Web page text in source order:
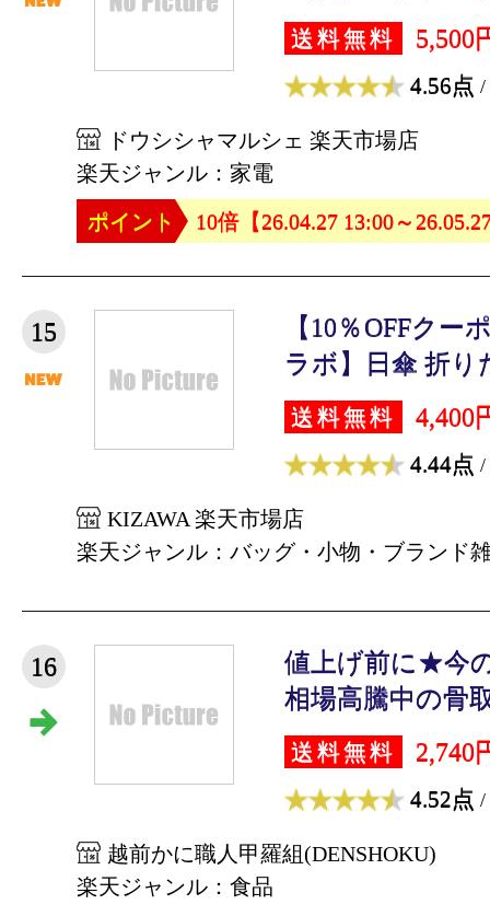
送料無料 5,500
4.56点 /
ドウシシャマルシェ 楽天市場店
楽天ジャンル：家電
ポイント
10倍【26.04.27 13:00～
15
【10％OFFクー
ラボ】日傘 折り
送料無料 4,400
4.44点 /
KIZAWA 楽天市場店
楽天ジャンル：バッグ・小物・ブランド
16
値上げ前に★今
相場高騰中の骨
送料無料 2,740
4.52点 /
越前かに職人甲羅組(DENSHOKU)
楽天ジャンル：食品